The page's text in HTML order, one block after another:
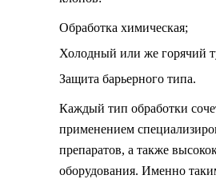
Обработка химическая;
Холодный или же горячий
Защита барьерного типа.
Каждый тип обработки
применением
препаратов, а также
оборудования. Именно